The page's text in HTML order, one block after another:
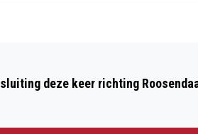
IN
NOODLANDING
deze keer richting